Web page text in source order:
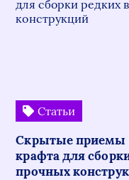
Статьи
Скрытые приемы
крафта для
прочных